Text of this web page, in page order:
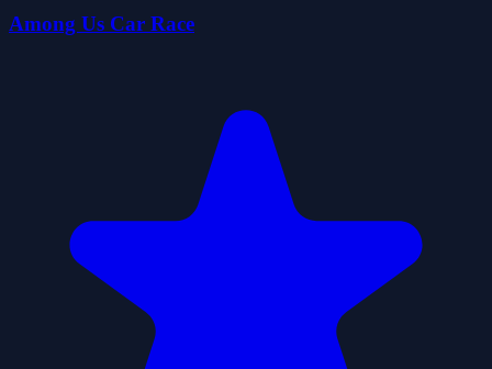
Among Us Car Race